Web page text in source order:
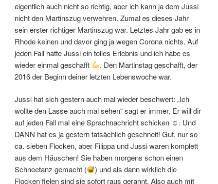
eigentlich auch nicht so richtig, aber ich kann ja dem Jussi
nicht den Martinszug verwehren. Zumal es dieses Jahr
sein erster richtiger Martinszug war. Letztes Jahr gab es in
Rhode keinen und davor ging ja wegen Corona nichts. Auf
jeden Fall hatte Jussi ein tolles Erlebnis und ich habe es
wieder einmal geschafft
. Den Martinstag geschafft, der
2016 der Beginn deiner letzten Lebenswoche war.
Jussi hat sich gestern auch mal wieder beschwert: „Ich
wollte den Lasse auch mal sehen“ sagt er immer. Er will dir
auf jeden Fall mal eine Sprachnachricht schicken ☺. Und
DANN hat es ja gestern tatsächlich geschneit! Gut, nur so
ca. sieben Flocken, aber Filippa und Jussi waren komplett
aus dem Häuschen! Sie haben morgens schon einen
Schneetanz gemacht (
) und als dann wirklich die
Flocken fielen sind sie sofort raus gerannt. Also auch mit